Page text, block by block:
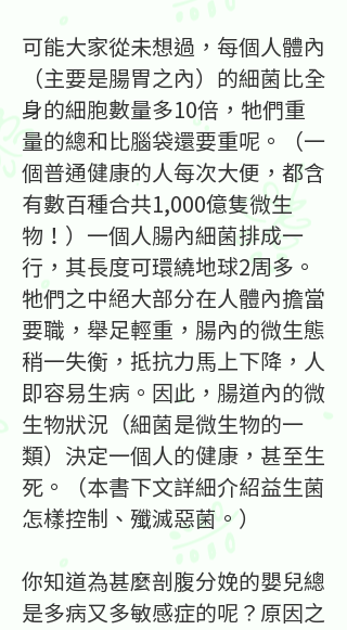
可能大家從未想過，每個人體內
（主要是腸胃之內）的細菌比全
身的細胞數量多10倍，牠們重
量的總和比腦袋還要重呢。（一
個普通健康的人每次大便，都含
有數百種合共1,000億隻微生
物！）一個人腸內細菌排成一
行，其長度可環繞地球2周多。
牠們之中絕大部分在人體內擔當
要職，舉足輕重，腸內的微生態
稍一失衡，抵抗力馬上下降，人
即容易生病。因此，腸道內的微
生物狀況（細菌是微生物的一
類）決定一個人的健康，甚至生
死。（本書下文詳細介紹益生菌
怎樣控制、殲滅惡菌。）
你知道為甚麼剖腹分娩的嬰兒總
是多病又多敏感症的呢？原因之